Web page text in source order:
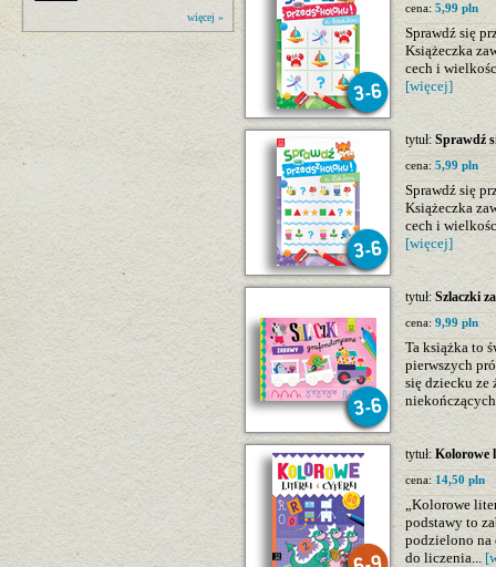
więcej »
cena: 5,99 pln
Sprawdź się
Książeczka
cech i
[więcej]
tytuł: Sprawdź
cena: 5,99 pln
Sprawdź się
Książeczka
cech i
[więcej]
tytuł: Szlaczki
cena: 9,99 pln
Ta książka to
pierwszych
się dziecku ze
tytuł: Kolorowe
cena: 14,50 pln
„Kolorowe
podstawy to
podzielono na
do liczenia...